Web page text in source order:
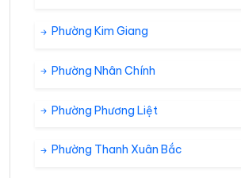
Phường Kim Giang
Phường Nhân Chính
Phường Phương Liệt
Phường Thanh Xuân Bắc